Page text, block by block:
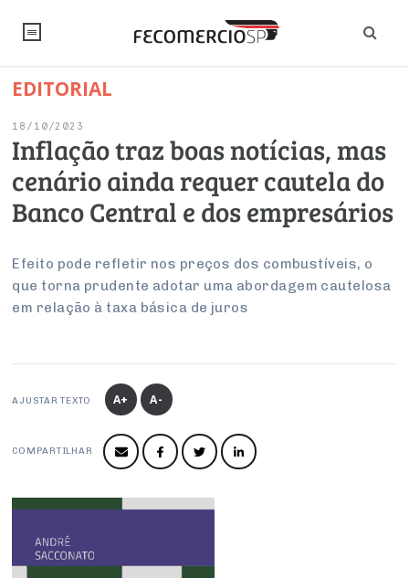
NOTÍCIAS
Editorial
Artigos
Institucional
PROJETOS ESPECIAIS:
UM BRASIL
Economia
Pesquisas
Brasil
Internacional
Inteligência Artificial
Trabalho
Empresas
Negócios
Varejo
PROJETOS ESPECIAIS:
ESG
PROJETOS ESPECIAIS:
Logística Reversa
Últimas Notícias
SINDICATOS
PESQUISAS
INSTITUCIONAL
Sobre
Negociações Coletivas
SESC
Licitações
Conselho de Turismo
Conselho de Emprego e Relações do Trabalho
Conselho de Assuntos Tributários
Conselho Estadual de Defesa do Contribuinte
Conselho de Economia Empresarial e Política
Conselho Superior de Direito
Conselho do Comércio Atacadista
EMPRESAS
Produtos e Serviços
EDITORIAL
18/10/2023
Inflação traz boas notícias, mas
cenário ainda requer cautela do
Banco Central e dos empresários
Efeito pode refletir nos preços dos combustíveis, o
que torna prudente adotar uma abordagem cautelosa
em relação à taxa básica de juros
AJUSTAR TEXTO A+ A-
COMPARTILHAR